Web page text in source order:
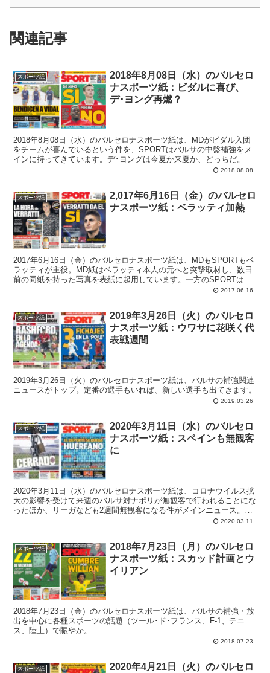
関連記事
スポーツ紙
2018年8月08日（水）のバルセロ
ナスポーツ紙：ビダルに喜び、
デ･ヨング再燃？
2018年8月08日（水）のバルセロナスポーツ紙は、MDがビダル入団
をチームが喜んでいるという件を、SPORTはバルサの中盤補強をメ
インに持ってきています。デ･ヨングは今夏か来夏か、どっちだ。
2018.08.08
スポーツ紙
2,017年6月16日（金）のバルセロ
ナスポーツ紙：ベラッティ加熱
2017年6月16日（金）のバルセロナスポーツ紙は、MDもSPORTもベ
ラッティが主役。MD紙はベラッティ本人の元へと突撃取材し、数日
前の同紙を持った写真を表紙に起用しています。一方のSPORTは選
手側とバルサの代表がイビサ島で秘密会議を行ったとスクープ。
2017.06.16
スポーツ紙
2019年3月26日（火）のバルセロ
ナスポーツ紙：ウワサに花咲く代
表戦週間
2019年3月26日（火）のバルセロナスポーツ紙は、バルサの補強関連
ニュースがトップ。定番の選手もいれば、新しい選手も出てきます。
2019.03.26
スポーツ紙
2020年3月11日（水）のバルセロ
ナスポーツ紙：スペインも無観客
に
2020年3月11日（水）のバルセロナスポーツ紙は、コロナウイルス拡
大の影響を受けて来週のバルサ対ナポリが無観客で行われることにな
ったほか、リーガなども2週間無観客になる件がメインニュース。バ
2020.03.11
スポーツ紙
2018年7月23日（月）のバルセロ
ナスポーツ紙：スカッド計画とウ
イリアン
2018年7月23日（金）のバルセロナスポーツ紙は、バルサの補強・放
出を中心に各種スポーツの話題（ツール･ド･フランス、F-1、テニ
ス、陸上）で賑やか。
2018.07.23
スポーツ紙
2020年4月21日（火）のバルセロ